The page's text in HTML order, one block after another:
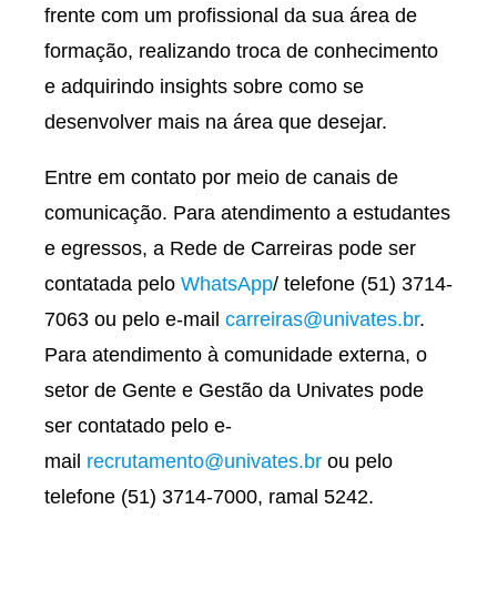
frente com um profissional da sua área de
formação, realizando troca de conhecimento
e adquirindo insights sobre como se
desenvolver mais na área que desejar.
Entre em contato por meio de canais de
comunicação. Para atendimento a estudantes
e egressos, a Rede de Carreiras pode ser
contatada pelo WhatsApp/ telefone (51) 3714-
7063 ou pelo e-mail carreiras@univates.br.
Para atendimento à comunidade externa, o
setor de Gente e Gestão da Univates pode
ser contatado pelo e-
mail recrutamento@univates.br ou pelo
telefone (51) 3714-7000, ramal 5242.